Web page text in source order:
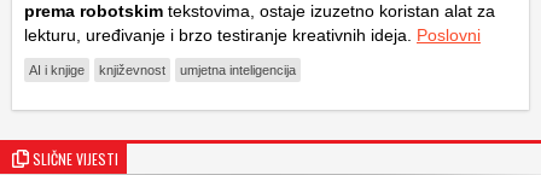
prema robotskim tekstovima, ostaje izuzetno koristan alat za
lekturu, uređivanje i brzo testiranje kreativnih ideja. Poslovni
AI i knjige književnost umjetna inteligencija
SLIČNE VIJESTI